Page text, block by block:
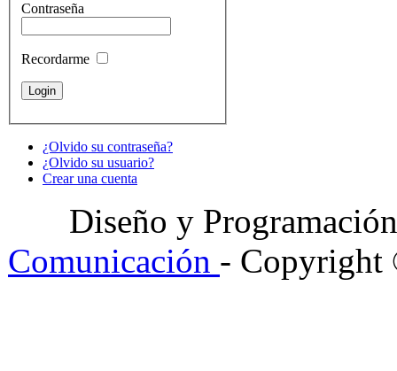
Contraseña
Recordarme
¿Olvido su contraseña?
¿Olvido su usuario?
Crear una cuenta
Diseño y
Comunicación - Copyright